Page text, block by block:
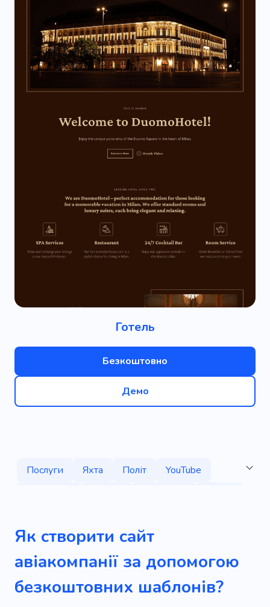
Готель
Безкоштовно
Демо
Послуги Яхта Політ
YouTube
Релакс
Зручності
Точка доступу
Відеоблоги про подорожі
Комфорт
Дорога
Досвід
Безпеки
Як створити сайт
авіакомпанії за допомогою
безкоштовних шаблонів?